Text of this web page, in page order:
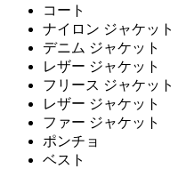
コート
ナイロン ジャケット
デニム ジャケット
レザー ジャケット
フリース ジャケット
レザー ジャケット
ファー ジャケット
ポンチョ
ベスト